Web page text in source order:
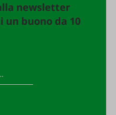
newsletter
un buono da 10